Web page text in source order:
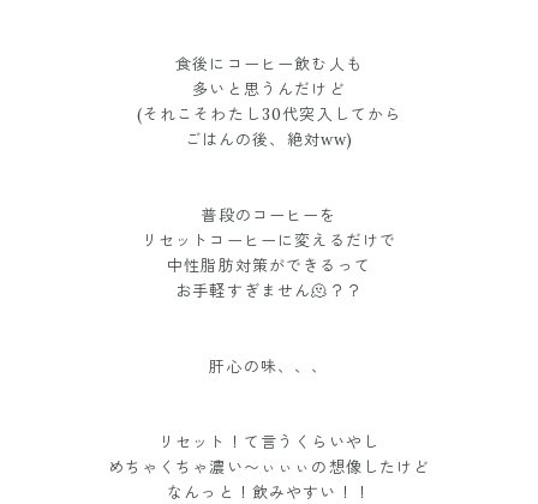
食後にコーヒー飲む人も
多いと思うんだけど
(それこそわたし30代突入してから
ごはんの後、絶対ww)
普段のコーヒーを
リセットコーヒーに変えるだけで
中性脂肪対策ができるって
お手軽すぎません🫠？？
肝心の味、、、
リセット！て言うくらいやし
めちゃくちゃ濃い〜ぃぃぃの想像したけど
なんっと！飲みやすい！！